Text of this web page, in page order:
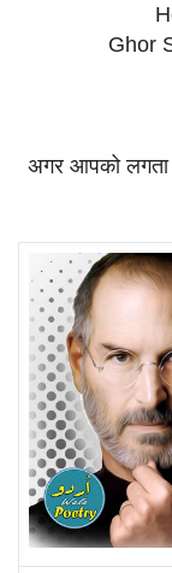
Ghor
अगर आपको लगता